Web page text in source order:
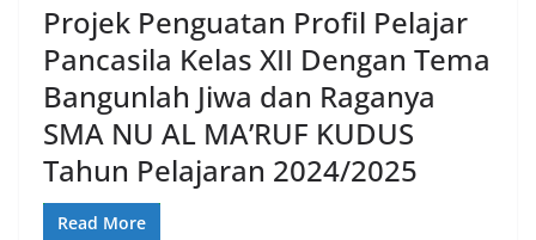
Projek Penguatan Profil Pelajar
Pancasila Kelas XII Dengan Tema
Bangunlah Jiwa dan Raganya
SMA NU AL MA’RUF KUDUS
Tahun Pelajaran 2024/2025
Read More